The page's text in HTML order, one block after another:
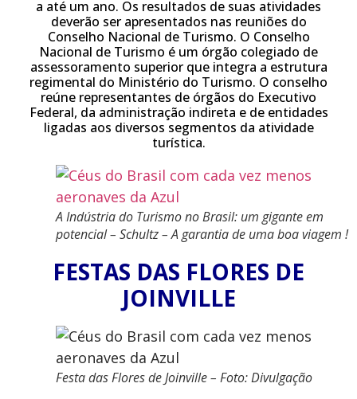
a até um ano. Os resultados de suas atividades
deverão ser apresentados nas reuniões do
Conselho Nacional de Turismo. O Conselho
Nacional de Turismo é um órgão colegiado de
assessoramento superior que integra a estrutura
regimental do Ministério do Turismo. O conselho
reúne representantes de órgãos do Executivo
Federal, da administração indireta e de entidades
ligadas aos diversos segmentos da atividade
turística.
A Indústria do Turismo no Brasil: um gigante em
potencial – Schultz – A garantia de uma boa viagem !
FESTAS DAS FLORES DE
JOINVILLE
Festa das Flores de Joinville – Foto: Divulgação